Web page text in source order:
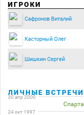
ИГРОКИ
Сафронов Виталий
Касторный Олег
Шишкин Сергей
ЛИЧНЫЕ
30 апр 2000
24 окт 1997